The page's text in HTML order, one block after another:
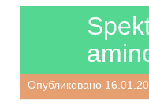
Опубликовано